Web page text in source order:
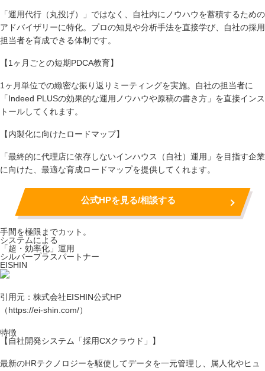
「運用代行（丸投げ）」ではなく、自社内にノウハウを蓄積するための
アドバイザリーに特化。プロの知見や分析手法を直接学び、自社の採用
担当者を育成できる体制です。
【1ヶ月ごとの短期PDCA教育】
1ヶ月単位での緻密な振り返りミーティングを実施。自社の担当者に
「Indeed PLUSの効果的な運用ノウハウや原稿の書き方」を直接インス
トールしてくれます。
【内製化に向けたロードマップ】
「最終的に代理店に依存しないインハウス（自社）運用」を目指す企業
に向けた、最適な育成ロードマップを提供してくれます。
公式HPを見る/相談する
手間を極限までカット。
システムによる
「超・効率化」運用
シルバープラスパートナー
EISHIN
引用元：株式会社EISHIN公式HP
（https://ei-shin.com/）
特徴
【自社開発システム「採用CXクラウド」】
最新のHRテクノロジーを駆使してデータを一元管理し、属人化やヒュ